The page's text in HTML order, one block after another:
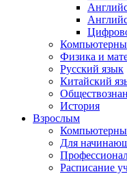
Физика и
Русский язык
Китайский
История
Взрослым
Для
Расписание